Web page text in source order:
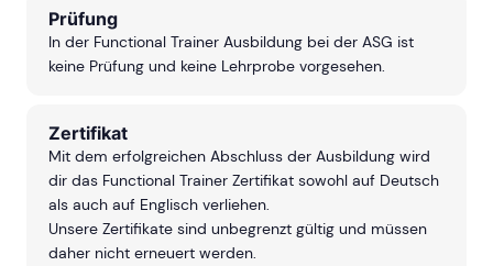
Prüfung
In der Functional Trainer Ausbildung bei der ASG ist
keine Prüfung und keine Lehrprobe vorgesehen.
Zertifikat
Mit dem erfolgreichen Abschluss der Ausbildung wird
dir das Functional Trainer Zertifikat sowohl auf Deutsch
als auch auf Englisch verliehen.
Unsere Zertifikate sind unbegrenzt gültig und müssen
daher nicht erneuert werden.